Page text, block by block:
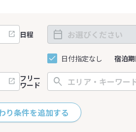
日程
日付指定なし 宿泊
フリー
ワード
り条件を追加する